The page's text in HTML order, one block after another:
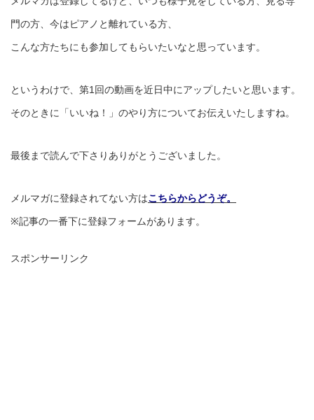
門の方、今はピアノと離れている方、
こんな方たちにも参加してもらいたいなと思っています。
というわけで、第1回の動画を近日中にアップしたいと思います。
そのときに「いいね！」のやり方についてお伝えいたしますね。
最後まで読んで下さりありがとうございました。
メルマガに登録されてない方はこちらからどうぞ。
※記事の一番下に登録フォームがあります。
スポンサーリンク